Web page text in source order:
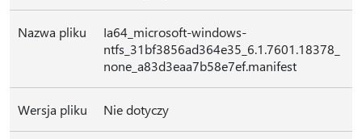
Nazwa pliku
Ia64_microsoft-windows-
ntfs_31bf3856ad364e35_6.1.7601.18378_
none_a83d3eaa7b58e7ef.manifest
Wersja pliku Nie dotyczy